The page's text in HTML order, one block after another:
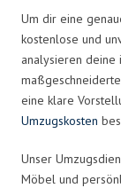
Um dir eine
kostenlose und
analysieren
eine klare
Umzugskosten
Unser
Möbel und